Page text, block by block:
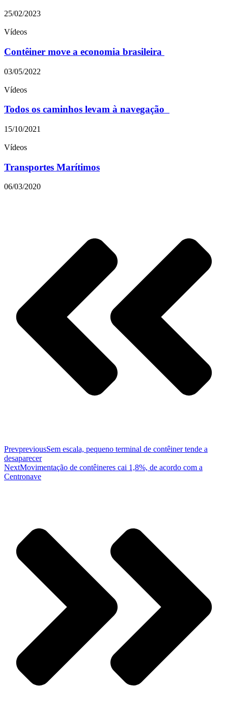
25/02/2023
Vídeos
Contêiner move a economia brasileira
03/05/2022
Vídeos
Todos os caminhos levam à navegação
15/10/2021
Vídeos
Transportes Marítimos
06/03/2020
PrevpreviousSem escala, pequeno terminal de contêiner tende a
desaparecer
NextMovimentação de contêineres cai 1,8%, de acordo com a
Centronave